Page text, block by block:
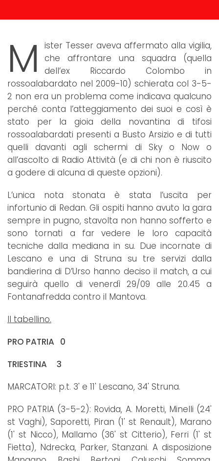
M
ister Tesser aveva affermato alla vigilia,
che affrontare una squadra (quella
dell’ex Riccardo Colombo in
rossoalabardato nel 2009-10) schierata col 3-5-
2 non era un problema come indicava qualcuno
perché conta l’atteggiamento dei suoi e così è
stato per la gioia della novantina di tifosi
rossoalabardati presenti a Busto Arsizio e di tutti
quelli davanti agli schermi di Sky o Now o
all’ascolto di Radio Attività (e di chi non è riuscito
a godere di alcuna di queste opzioni).
L’unica nota stonata è stata l’uscita per
infortunio di Redan. Gli ospiti hanno avuto la gara
sempre in pugno, stavolta non hanno sofferto e
sono tornati a far vedere le loro capacità
tecniche dalla mediana in su. Due incornate di
Lescano e una di Struna su tre servizi dalla
bandierina di D’Urso hanno deciso il match, a cui
seguirà quello di venerdì 29/09 alle 20.45 a
Fontanafredda contro il Mantova.
Il tabellino.
PRO PATRIA 0
TRIESTINA 3
MARCATORI: p.t. 3' e 11' Lescano, 34' Struna.
PRO PATRIA (3-5-2): Rovida, A. Moretti, Minelli (24'
st Vaghi), Saporetti, Piran (1' st Renault), Marano
(1' st Nicco), Mallamo (36' st Citterio), Ferri (1' st
Fietta), Ndrecka, Parker, Stanzani. A disposizione